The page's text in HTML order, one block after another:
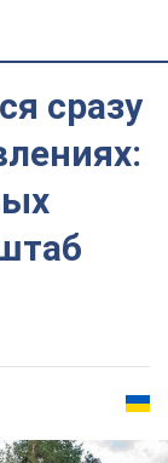
сразу